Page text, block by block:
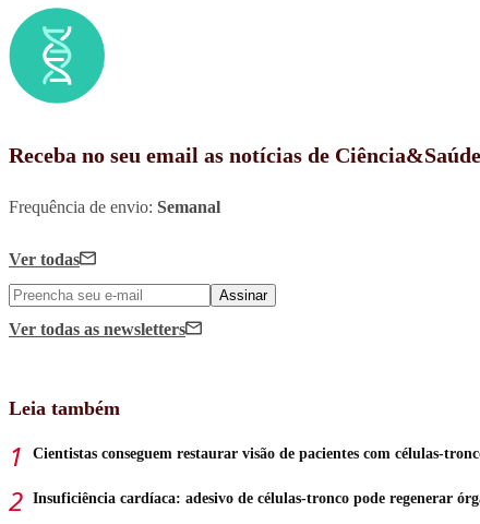
Receba no seu email as notícias de Ciência&Saúde
Frequência de envio: Semanal
Ver todas
Assinar
Ver todas as newsletters
Leia também
Cientistas conseguem restaurar visão de pacientes com células-
Insuficiência cardíaca: adesivo de células-tronco pode regenerar